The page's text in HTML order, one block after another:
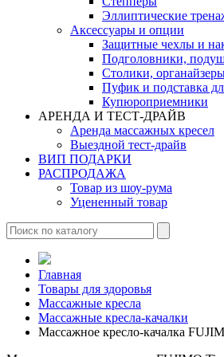
Эллиптические
Аксессуары и опции
Защитные чехлы и
Подголовники,
Столики,
Пуфик и подставка
Купюроприемники
АРЕНДА И ТЕСТ-ДРАЙВ
Аренда массажных кресел
Выездной тест-драйв
ВИП ПОДАРКИ
РАСПРОДАЖА
Товар из шоу-рума
Уцененный товар
Главная
Товары для здоровья
Массажные кресла
Массажные кресла-качалки
Массажное кресло-качалка